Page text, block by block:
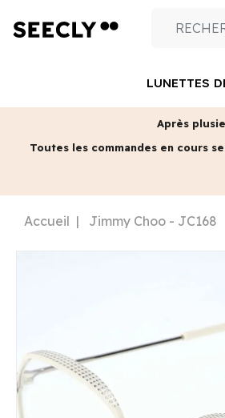
LUNETTES
Après
Toutes les commandes en cours
Accueil Jimmy Choo - JC168